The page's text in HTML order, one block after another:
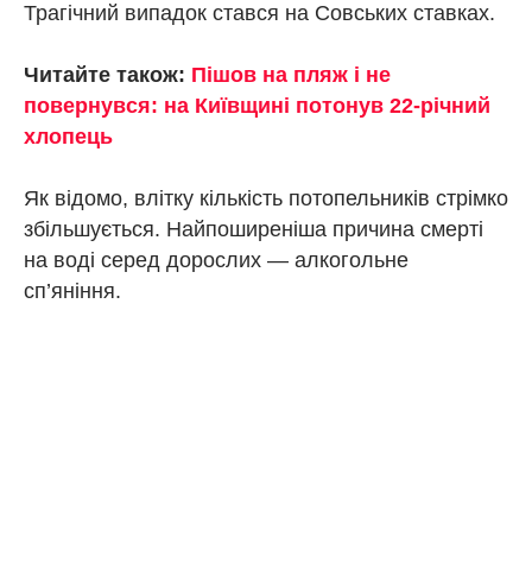
Трагічний випадок стався на Совських ставках.
Читайте також: Пішов на пляж і не
повернувся: на Київщині потонув 22-річний
хлопець
Як відомо, влітку кількість потопельників стрімко
збільшується. Найпоширеніша причина смерті
на воді серед дорослих — алкогольне
сп’яніння.